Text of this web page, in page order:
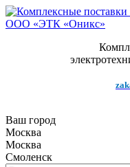
Ваш город
Москва
Москва
Смоленск